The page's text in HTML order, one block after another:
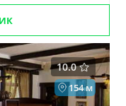
10.0
154 м